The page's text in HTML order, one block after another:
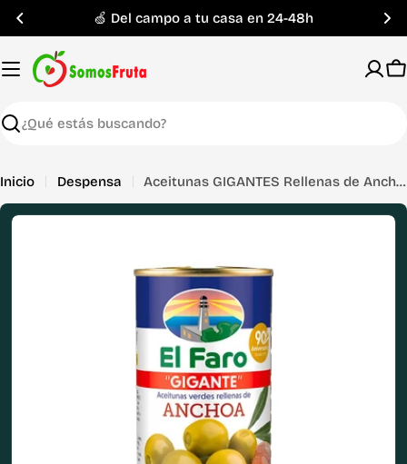
Saltar
contenido
🍏 Del campo a tu casa en 24-48h
Buscar
Inicio Despensa Aceitunas GIGANTES Rellenas de Anchoa El Faro 350 Gr
Abrir medios 0 en modal